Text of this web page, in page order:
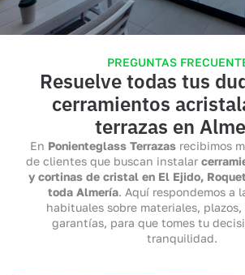
PREGUNTAS
Resuelve todas tus
cerramientos
terrazas en
En Ponienteglass Terrazas recibimos
de clientes que buscan instalar
y cortinas de cristal en El Ejido,
toda Almería. Aquí respondemos a
habituales sobre materiales,
garantías, para que tomes tu
tranquilidad.